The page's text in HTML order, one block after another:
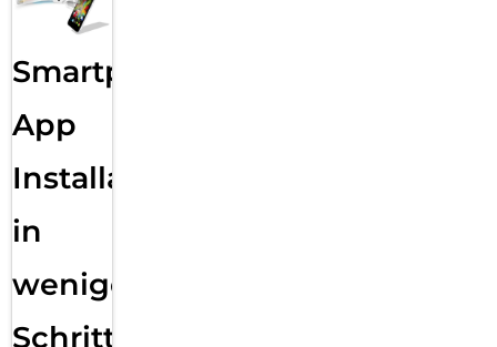
Smartphone
App
Installation
in
wenigen
Schritten